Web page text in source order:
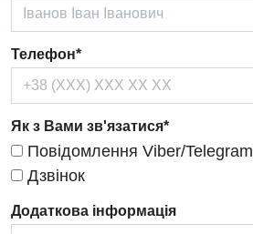
Ендокринологія
Кардіологія
Кардіохірургія
Мамологія
Медична психологія
Неврологія
Телефон*
Як з Вами зв'язатися*
Повідомлення Viber/Telegram
Дзвінок
Додаткова інформація